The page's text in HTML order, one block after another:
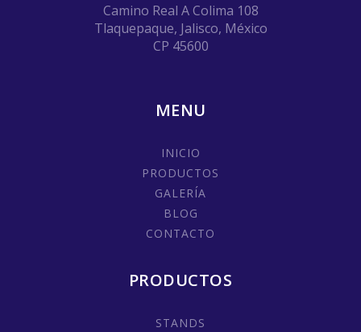
Camino Real A Colima 108
Tlaquepaque, Jalisco, México
CP 45600
MENU
INICIO
PRODUCTOS
GALERÍA
BLOG
CONTACTO
PRODUCTOS
STANDS